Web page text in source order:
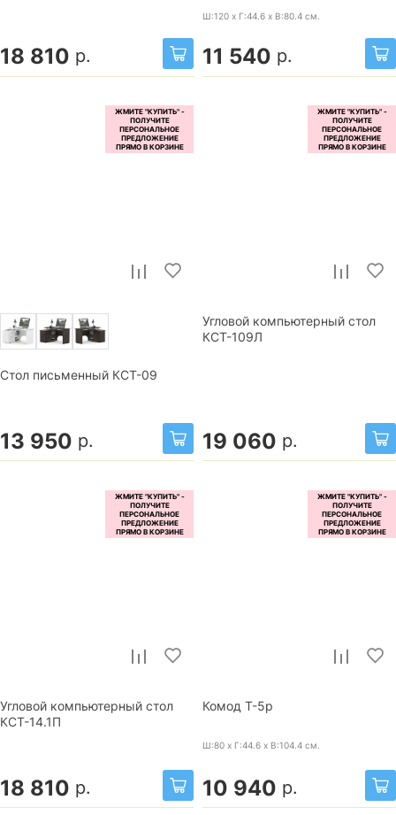
18 810 р.
Ш:120 x Г:44.6 x В:80.4 см.
11 540 р.
Стол письменный КСТ-09
13 950 р.
Угловой компьютерный стол
КСТ-109Л
19 060 р.
Угловой компьютерный стол
КСТ-14.1П
18 810 р.
Комод Т-5р
Ш:80 x Г:44.6 x В:104.4 см.
10 940 р.